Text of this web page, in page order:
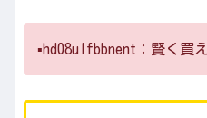
▪️hd08ulfbbnent：賢く買